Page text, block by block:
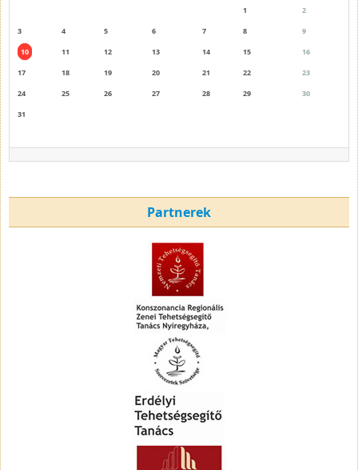
1
2
3
4 5 6 7 8
9
10
11 12 13 14 15
16
17
18 19 20 21 22
23
24
25 26 27 28 29
30
31
Partnerek